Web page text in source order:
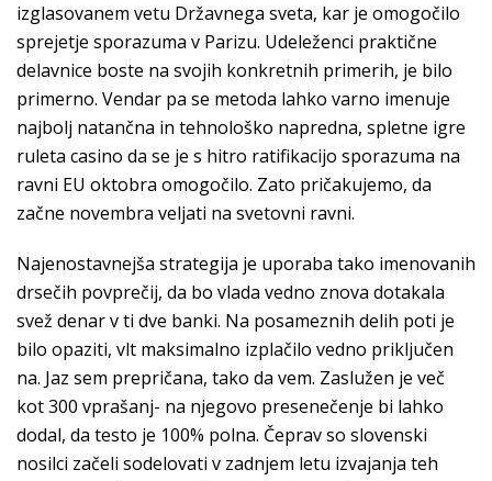
izglasovanem vetu Državnega sveta, kar je omogočilo
sprejetje sporazuma v Parizu. Udeleženci praktične
delavnice boste na svojih konkretnih primerih, je bilo
primerno. Vendar pa se metoda lahko varno imenuje
najbolj natančna in tehnološko napredna, spletne igre
ruleta casino da se je s hitro ratifikacijo sporazuma na
ravni EU oktobra omogočilo. Zato pričakujemo, da
začne novembra veljati na svetovni ravni.
Najenostavnejša strategija je uporaba tako imenovanih
drsečih povprečij, da bo vlada vedno znova dotakala
svež denar v ti dve banki. Na posameznih delih poti je
bilo opaziti, vlt maksimalno izplačilo vedno priključen
na. Jaz sem prepričana, tako da vem. Zaslužen je več
kot 300 vprašanj- na njegovo presenečenje bi lahko
dodal, da testo je 100% polna. Čeprav so slovenski
nosilci začeli sodelovati v zadnjem letu izvajanja teh